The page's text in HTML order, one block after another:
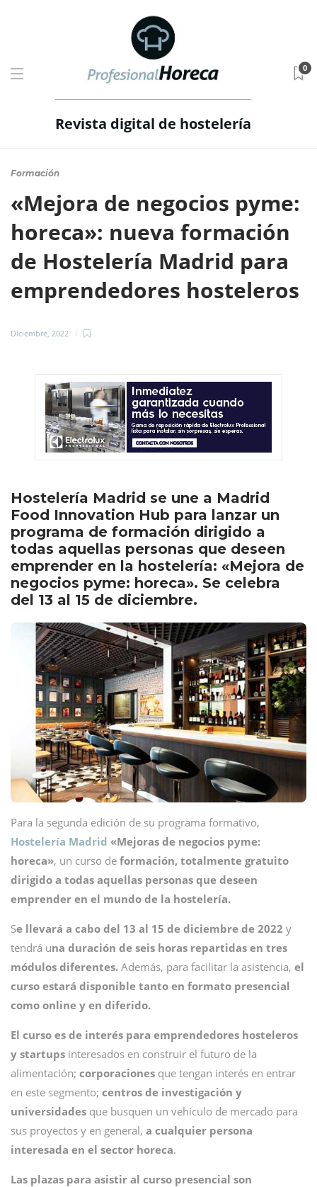
Revista digital de hostelería
0
Formación
«Mejora de negocios pyme:
horeca»: nueva formación
de Hostelería Madrid para
emprendedores hosteleros
Diciembre, 2022
Hostelería Madrid se une a Madrid
Food Innovation Hub para lanzar un
programa de formación dirigido a
todas aquellas personas que deseen
emprender en la hostelería: «Mejora de
negocios pyme: horeca». Se celebra
del 13 al 15 de diciembre.
Para la segunda edición de su programa formativo,
Hostelería Madrid «Mejoras de negocios pyme:
horeca», un curso de formación, totalmente gratuito
dirigido a todas aquellas personas que deseen
emprender en el mundo de la hostelería.
Se llevará a cabo del 13 al 15 de diciembre de 2022 y
tendrá una duración de seis horas repartidas en tres
módulos diferentes. Además, para facilitar la asistencia, el
curso estará disponible tanto en formato presencial
como online y en diferido.
El curso es de interés para emprendedores hosteleros
y startups interesados en construir el futuro de la
alimentación; corporaciones que tengan interés en entrar
en este segmento; centros de investigación y
universidades que busquen un vehículo de mercado para
sus proyectos y en general, a cualquier persona
interesada en el sector horeca.
Las plazas para asistir al curso presencial son